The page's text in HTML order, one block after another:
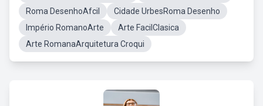
Roma DesenhoAfcil
Cidade UrbesRoma Desenho
Império RomanoArte
Arte FacilClasica
Arte RomanaArquitetura Croqui